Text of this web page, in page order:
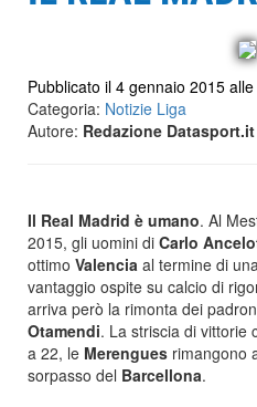
Pubblicato il 4 gennaio 2015
Categoria: Notizie Liga
Autore: Redazione Datasport.it
Il Real Madrid è umano. Al
2015, gli uomini di Carlo
ottimo Valencia al termine di
vantaggio ospite su calcio di
arriva però la rimonta dei
Otamendi. La striscia di vittorie
a 22, le Merengues rimangono
sorpasso del Barcellona.